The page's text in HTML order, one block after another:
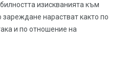
изискванията към
нарастват както по
и по отношение на